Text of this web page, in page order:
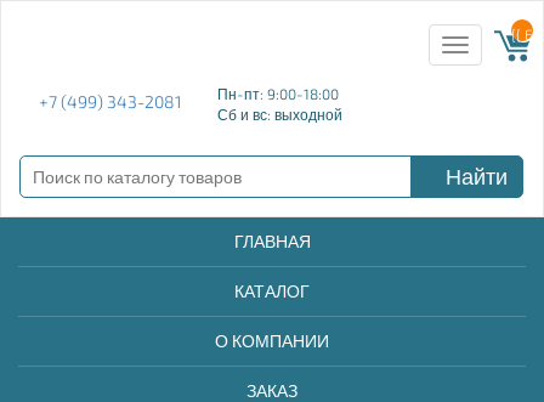
+7 (499) 343-2081
Пн-пт: 9:00-18:00
Сб и вс: выходной
Toggle
navigation
{{
Найти
ГЛАВНАЯ
КАТАЛОГ
О КОМПАНИИ
ЗАКАЗ